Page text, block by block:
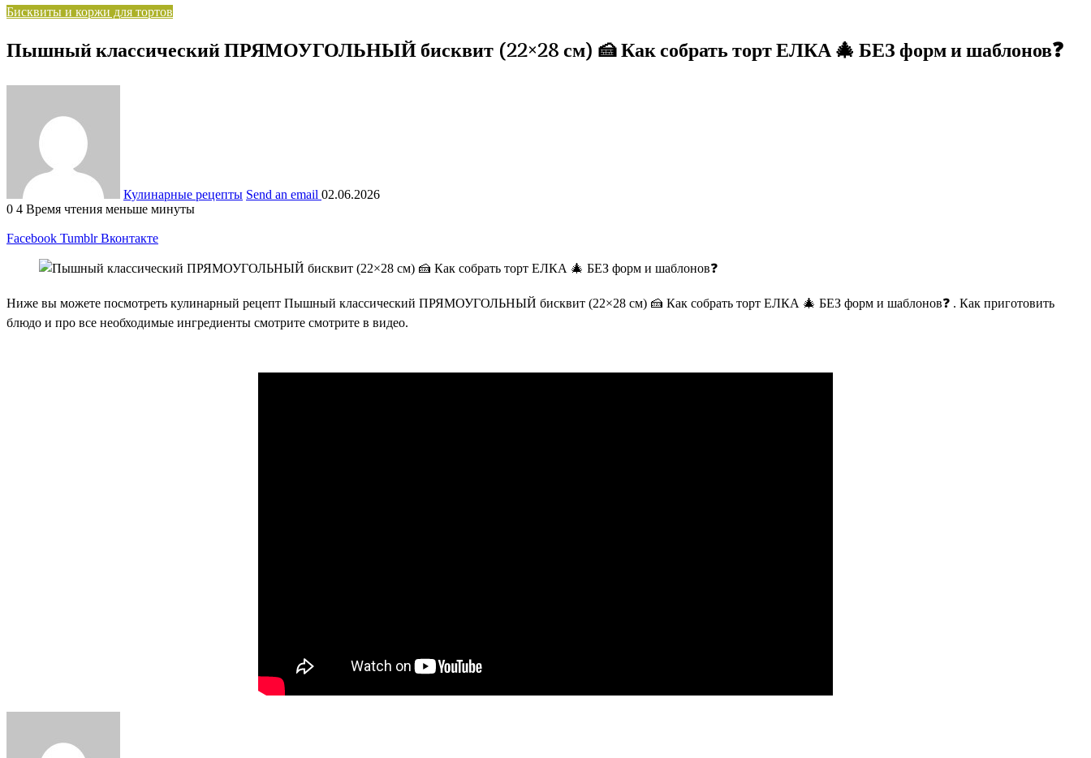
Бисквиты и коржи для тортов
Пышный классический ПРЯМОУГОЛЬНЫЙ бисквит (22×28 см) 🍰 Как собрать торт ЕЛКА 🎄 БЕЗ форм и шаблонов❓
Кулинарные рецепты Send an email 02.06.2026
0 4 Время чтения меньше минуты
Facebook Tumblr Вконтакте
Ниже вы можете посмотреть кулинарный рецепт Пышный классический ПРЯМОУГОЛЬНЫЙ бисквит (22×28 см) 🍰 Как собрать торт ЕЛКА 🎄 БЕЗ форм и шаблонов❓ . Как приготовить
блюдо и про все необходимые ингредиенты смотрите смотрите в видео.